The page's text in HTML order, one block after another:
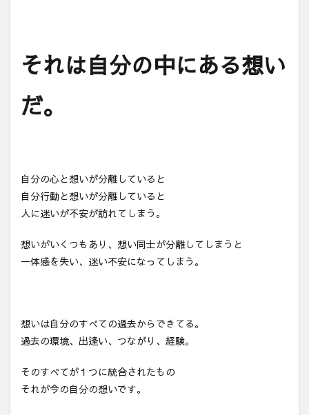
それは自分の中にある想い
だ。
自分の心と想いが分離していると
自分行動と想いが分離していると
人に迷いが不安が訪れてしまう。
想いがいくつもあり、想い同士が分離してしまうと
一体感を失い、迷い不安になってしまう。
想いは自分のすべての過去からできてる。
過去の環境、出逢い、つながり、経験。
そのすべてが１つに統合されたもの
それが今の自分の想いです。